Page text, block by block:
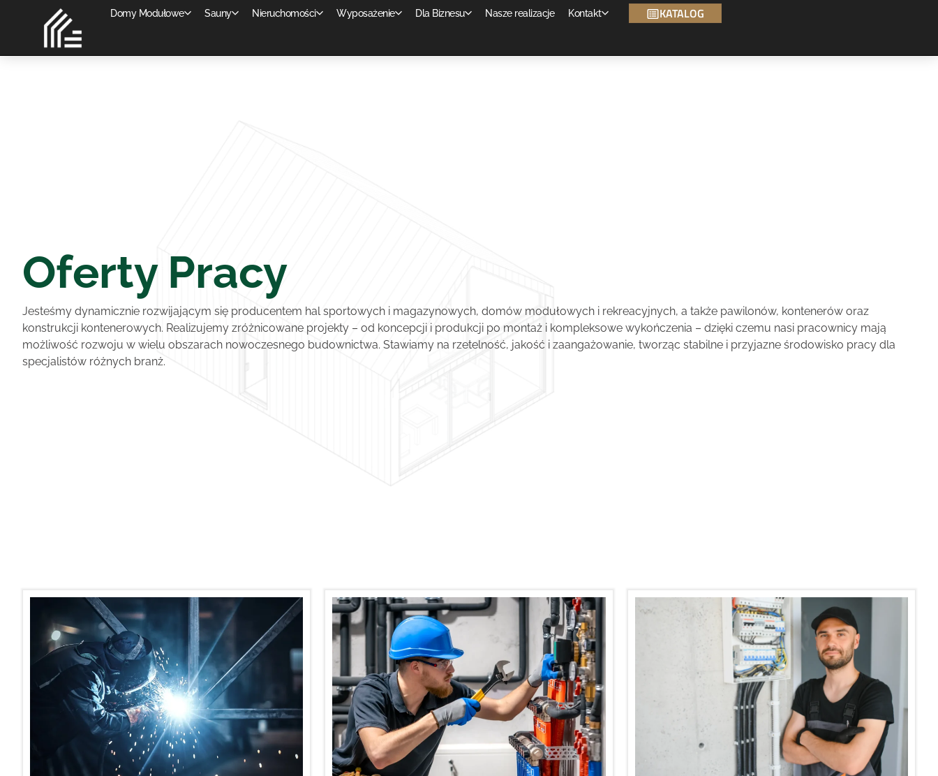
Domy Modułowe Sauny Nieruchomości Wyposażenie Dla Biznesu Nasze realizacje Kontakt KATALOG
Oferty Pracy
Jesteśmy dynamicznie rozwijającym się producentem hal sportowych i magazynowych, domów modułowych i rekreacyjnych, a także pawilonów, kontenerów oraz
konstrukcji kontenerowych. Realizujemy zróżnicowane projekty – od koncepcji i produkcji po montaż i kompleksowe wykończenia – dzięki czemu nasi pracownicy mają
możliwość rozwoju w wielu obszarach nowoczesnego budownictwa. Stawiamy na rzetelność, jakość i zaangażowanie, tworząc stabilne i przyjazne środowisko pracy dla
specjalistów różnych branż.